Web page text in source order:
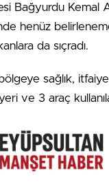
Bağyurdu Kemal
henüz
da sıçradı.
sağlık,
ve 3 araç